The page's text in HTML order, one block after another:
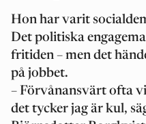
Hon har varit
Det politiska
fritiden – men det
på jobbet.
– Förvånansvärt ofta
det tycker jag är kul,